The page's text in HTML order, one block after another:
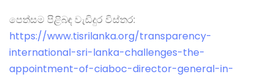
පෙත්සම පිළිබඳ වැඩිදුර විස්තර:
https://www.tisrilanka.org/transparency-
international-sri-lanka-challenges-the-
appointment-of-ciaboc-director-general-in-